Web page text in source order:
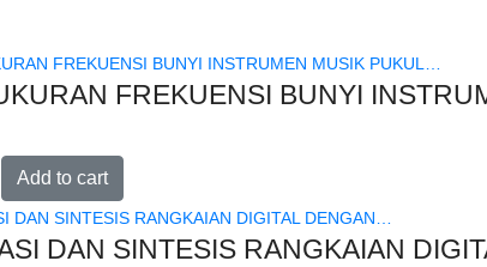
FREKUENSI BUNYI
Add to cart
DAN SINTESIS RANGKAIAN